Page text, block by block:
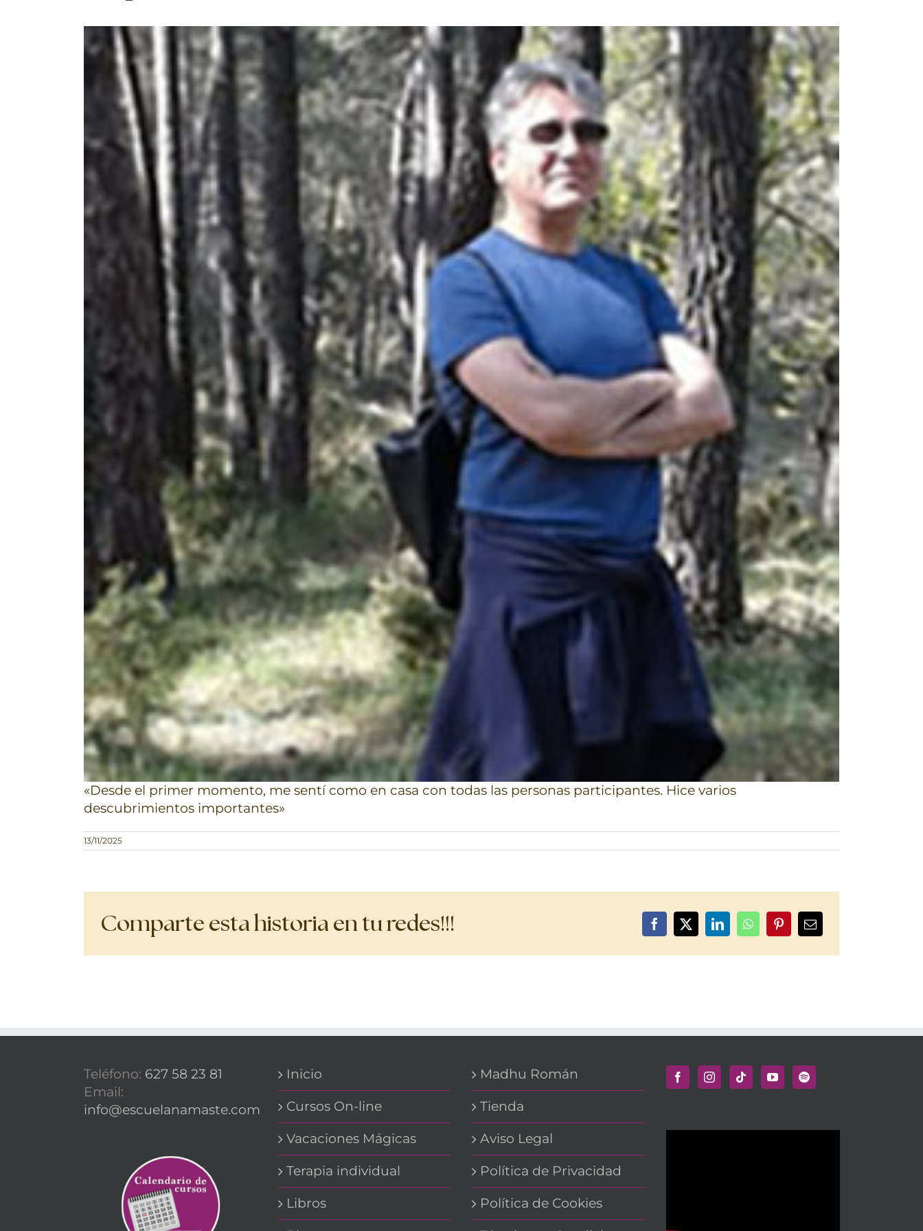
«Desde el primer momento, me sentí como en casa con todas las personas participantes. Hice varios
descubrimientos importantes»
13/11/2025
Comparte esta historia en tu redes!!! Facebook
X LinkedInWhatsAppPinterestCorreo
Teléfono: 627 58 23 81
Email:
info@escuelanamaste.com
Inicio
Cursos On-line
Vacaciones Mágicas
Terapia individual
Libros
Madhu Román
Tienda
Aviso Legal
Política de Privacidad
Política de Cookies